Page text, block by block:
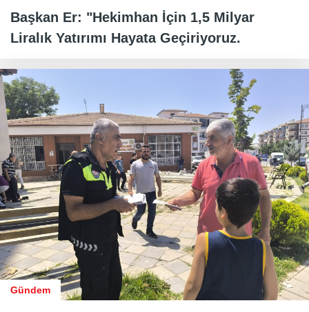
Başkan Er: "Hekimhan İçin 1,5 Milyar
Liralık Yatırımı Hayata Geçiriyoruz.
Gündem